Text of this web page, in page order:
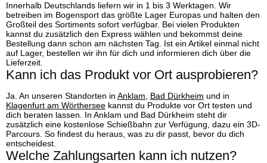
Innerhalb Deutschlands liefern wir in 1 bis 3 Werktagen. Wir
betreiben im Bogensport das größte Lager Europas und halten den
Großteil des Sortiments sofort verfügbar. Bei vielen Produkten
kannst du zusätzlich den Express wählen und bekommst deine
Bestellung dann schon am nächsten Tag. Ist ein Artikel einmal nicht
auf Lager, bestellen wir ihn für dich und informieren dich über die
Lieferzeit.
Kann ich das Produkt vor Ort ausprobieren?
Ja. An unseren Standorten in Anklam, Bad Dürkheim und in
Klagenfurt am Wörthersee kannst du Produkte vor Ort testen und
dich beraten lassen. In Anklam und Bad Dürkheim steht dir
zusätzlich eine kostenlose Schießbahn zur Verfügung, dazu ein 3D-
Parcours. So findest du heraus, was zu dir passt, bevor du dich
entscheidest.
Welche Zahlungsarten kann ich nutzen?